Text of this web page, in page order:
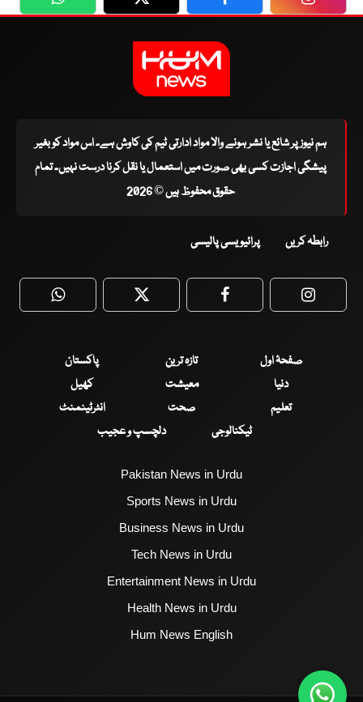
WhatsApp Twitter Facebook
ہم نیوز پر شائع یا نشر ہونے والا مواد ادارتی ٹیم کی کاوش ہے۔ اس مواد کو بغیر
پیشگی اجازت کسی بھی صورت میں استعمال یا نقل کرنا درست نہیں۔ تمام
حقوق محفوظ ہیں © 2026
رابطہ کریں پرائیویسی پالیسی
WhatsApp Twitter Facebook
صفحۂ اول تازہ ترین
پاکستان
دنیا
معیشت
کھیل
تعلیم
صحت
انٹرٹینمنٹ
ٹیکنالوجی
دلچسپ و عجیب
Pakistan News in Urdu
Sports News in Urdu
Business News in Urdu
Tech News in Urdu
Entertainment News in Urdu
Health News in Urdu
Hum News English